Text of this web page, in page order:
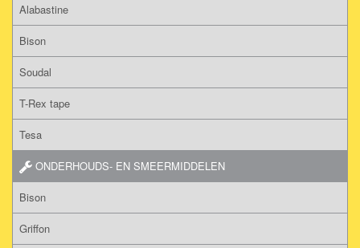
Alabastine
Bison
Soudal
T-Rex tape
Tesa
ONDERHOUDS- EN SMEERMIDDELEN
Bison
Griffon